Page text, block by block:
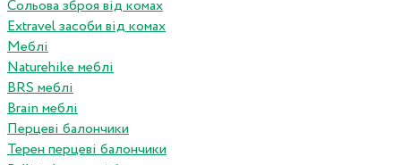
Сольова зброя від комах
Extravel засоби від комах
Меблі
Naturehike меблі
BRS меблі
Brain меблі
Перцеві балончики
Терен перцеві балончики